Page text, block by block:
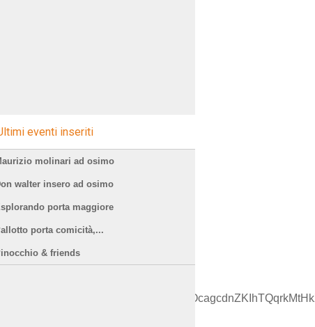
eventi inseriti
molinari ad osimo
walter insero ad osimo
porta maggiore
porta comicità,...
& friends